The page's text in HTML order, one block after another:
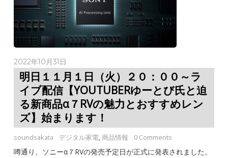
2022年10月31日
明日１１月１日（火）２０：００～ラ
イブ配信【YOUTUBERゆーとび氏と迫
る新商品α７RVの魅力とおすすめレン
ズ】始まります！
soundsakata デジタル家電,商品情報 0 Comments
噂通り、ソニーα７RVの発売予定日が正式に発表されました。